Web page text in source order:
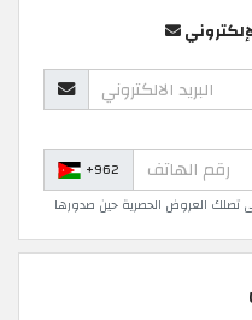
+962
تصلك العروض الحصرية حين صدورها